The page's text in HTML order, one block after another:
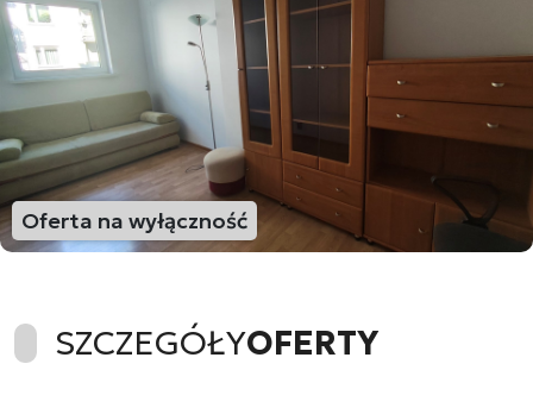
Oferta na wyłączność
SZCZEGÓŁYOFERTY